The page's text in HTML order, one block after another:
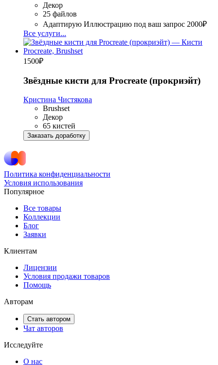
Декор
25 файлов
Адаптирую Иллюстрацию под ваш запрос 2000₽
Все услуги...
1500₽
Звёздные кисти для Procreate (прокриэйт)
Кристина Чистякова
Brushset
Декор
65 кистей
Заказать доработку
Политика конфиденциальности
Условия использования
Популярное
Все товары
Коллекции
Блог
Заявки
Клиентам
Лицензии
Условия продажи товаров
Помощь
Авторам
Стать автором
Чат авторов
Исследуйте
О нас